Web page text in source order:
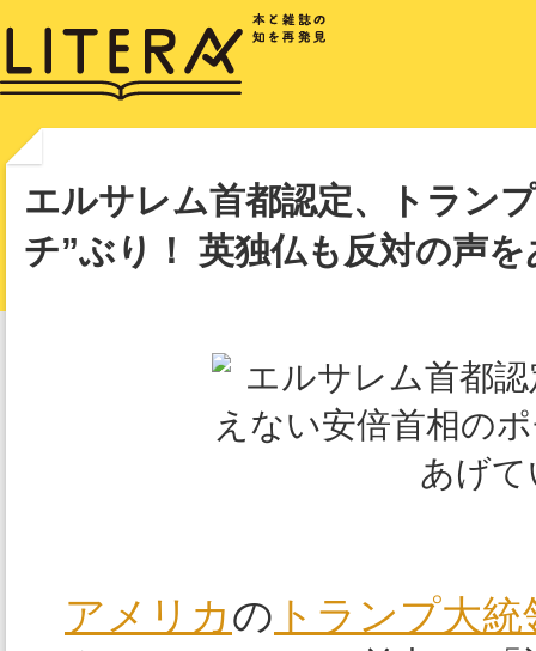
エルサレム首都認定、トラン
チ”ぶり！ 英独仏も反対の声
アメリカの トランプ大統